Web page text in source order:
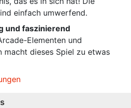
einfach umwerfend.
und faszinierend
Elementen und
macht dieses Spiel zu etwas